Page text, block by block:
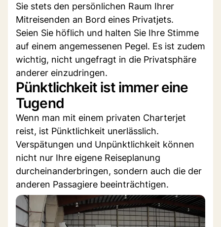
Sie stets den persönlichen Raum Ihrer
Mitreisenden an Bord eines Privatjets.
Seien Sie höflich und halten Sie Ihre Stimme
auf einem angemessenen Pegel. Es ist zudem
wichtig, nicht ungefragt in die Privatsphäre
anderer einzudringen.
Pünktlichkeit ist immer eine
Tugend
Wenn man mit einem privaten Charterjet
reist, ist Pünktlichkeit unerlässlich.
Verspätungen und Unpünktlichkeit können
nicht nur Ihre eigene Reiseplanung
durcheinanderbringen, sondern auch die der
anderen Passagiere beeinträchtigen.